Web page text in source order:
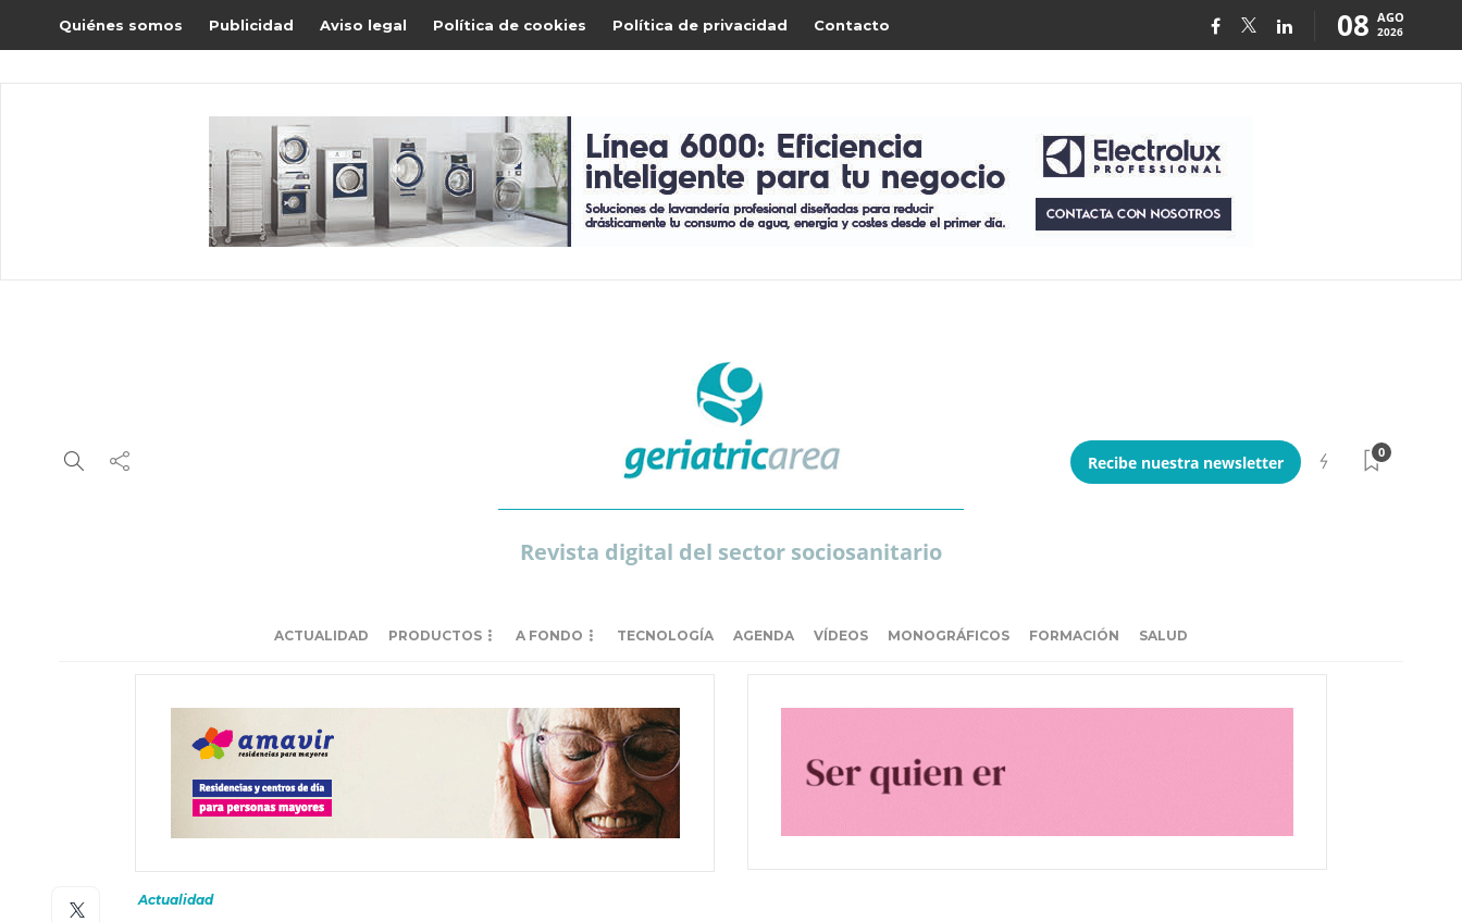
Quiénes somos Publicidad Aviso legal Política de cookies Política de privacidad Contacto 08 AGO
2026
Revista digital del sector sociosanitario
Recibe nuestra newsletter
0
ACTUALIDAD PRODUCTOS A FONDO TECNOLOGÍA AGENDA VÍDEOS MONOGRÁFICOS FORMACIÓN SALUD
Actualidad